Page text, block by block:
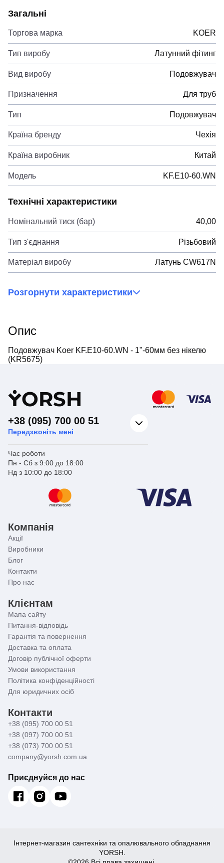
Загальні
Торгова марка KOER
Тип виробу Латунний фітинг
Вид виробу Подовжувач
Призначення Для труб
Тип Подовжувач
Країна бренду Чехія
Країна виробник Китай
Модель KF.E10-60.WN
Технічні характеристики
Номінальний тиск (бар) 40,00
Тип з'єднання Різьбовий
Матеріал виробу Латунь CW617N
Розгорнути характеристики
Опис
Подовжувач Koer KF.E10-60.WN - 1"-60мм без нікелю
(KR5675)
YORSH
+38 (095) 700 00 51
Передзвоніть мені
Час роботи
Пн - Сб з 9:00 до 18:00
Нд з 10:00 до 18:00
Компанія
Акції
Виробники
Блог
Контакти
Про нас
Клієнтам
Мапа сайту
Питання-відповідь
Гарантія та повернення
Доставка та оплата
Договір публічної оферти
Умови використання
Політика конфіденційності
Для юридичних осіб
Контакти
+38 (095) 700 00 51
+38 (097) 700 00 51
+38 (073) 700 00 51
company@yorsh.com.ua
Приєднуйся до нас
Інтернет-магазин сантехніки та опалювального обладнання
YORSH.